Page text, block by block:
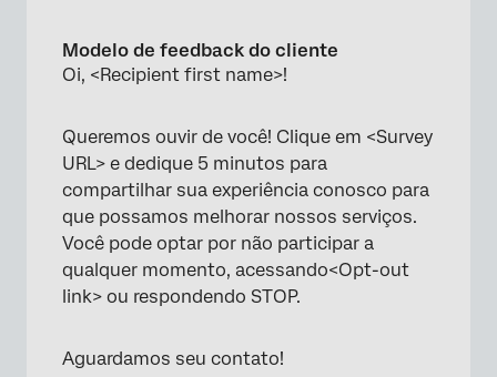
Modelo de feedback do cliente
Oi, <Recipient first name>!
Queremos ouvir de você! Clique em <Survey
URL> e dedique 5 minutos para
compartilhar sua experiência conosco para
que possamos melhorar nossos serviços.
Você pode optar por não participar a
qualquer momento, acessando<Opt-out
link> ou respondendo STOP.
Aguardamos seu contato!